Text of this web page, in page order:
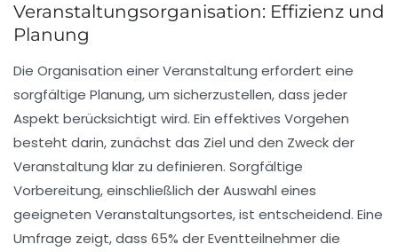
Veranstaltungsorganisation: Effizienz und
Planung
Die Organisation einer Veranstaltung erfordert eine
sorgfältige Planung, um sicherzustellen, dass jeder
Aspekt berücksichtigt wird. Ein effektives Vorgehen
besteht darin, zunächst das Ziel und den Zweckder
Veranstaltung klar zu definieren. Sorgfältige
Vorbereitung, einschließlich der Auswahl eines
geeigneten Veranstaltungsortes, ist entscheidend. Eine
Umfrage zeigt, dass 65% der Eventteilnehmer die